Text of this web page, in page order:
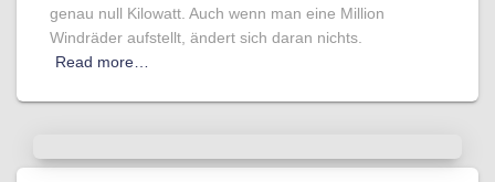
genau null Kilowatt. Auch wenn man eine Million
Windräder aufstellt, ändert sich daran nichts.
Read more…